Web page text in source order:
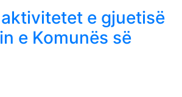
e gjuetisë
e Komunës së